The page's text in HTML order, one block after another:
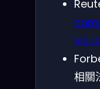
相關